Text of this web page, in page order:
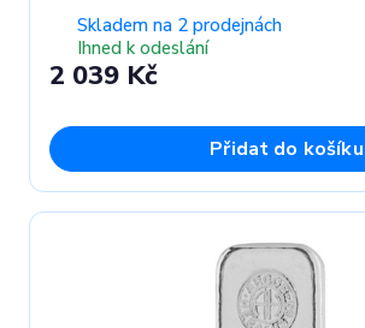
Skladem na 2 prodejnách
Ihned k odeslání
2 039 Kč
Přidat do košíku